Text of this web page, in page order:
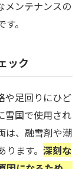
メンテナンスの
。
ック
や足回りにひど
雪国で使用され
は、融雪剤や潮
ます。 深刻な